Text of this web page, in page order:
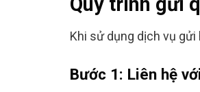
Khi sử dụng dịch vụ gửi
Bước 1: Liên hệ